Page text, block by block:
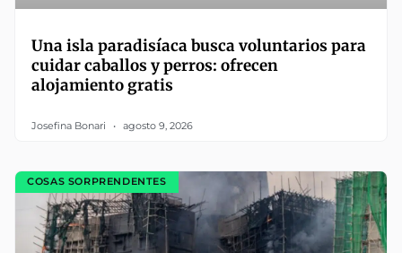
Una isla paradisíaca busca voluntarios para
cuidar caballos y perros: ofrecen
alojamiento gratis
Josefina Bonari agosto 9, 2026
COSAS SORPRENDENTES